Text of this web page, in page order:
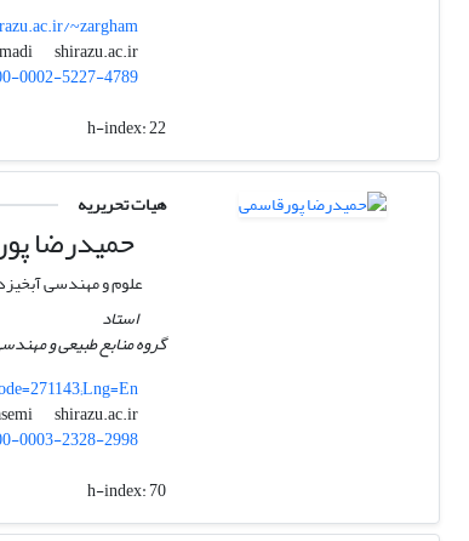
~zargham
zmohammadi
shirazu.ac.ir
0002-5227-4789
h-index:22
هیات تحریریه
حمیدرضا
علوم و مهندسی
استاد
گروه منابع طبیعی و
hr.pourghasemi
shirazu.ac.ir
0003-2328-2998
h-index:70